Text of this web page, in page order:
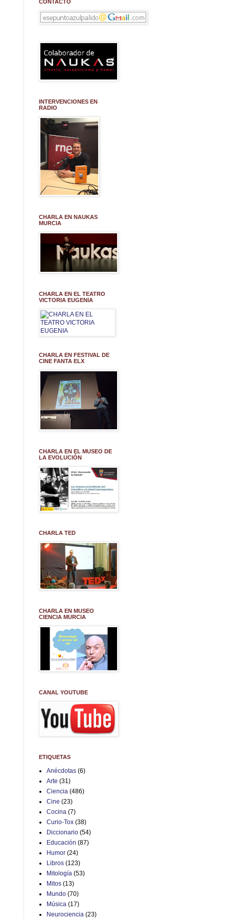
CONTACTO
INTERVENCIONES EN
RADIO
CHARLA EN NAUKAS
MURCIA
CHARLA EN EL TEATRO
VICTORIA EUGENIA
CHARLA EN FESTIVAL DE
CINE FANTA ELX
CHARLA EN EL MUSEO DE
LA EVOLUCIÓN
CHARLA TED
CHARLA EN MUSEO
CIENCIA MURCIA
CANAL YOUTUBE
ETIQUETAS
Anécdotas (6)
Arte (31)
Ciencia (486)
Cine (23)
Cocina (7)
Curio-Tox (38)
Diccionario (54)
Educación (87)
Humor (24)
Libros (123)
Mitología (53)
Mitos (13)
Mundo (70)
Música (17)
Neurociencia (23)